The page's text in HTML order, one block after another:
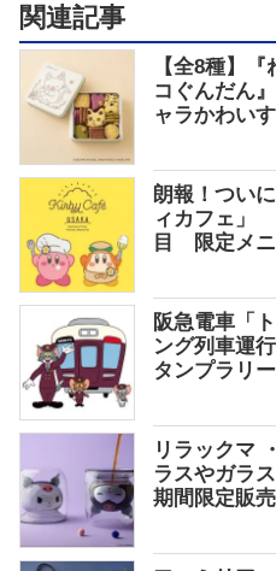
関連記事
【全8種】
コぐんだん
ャラかわい
朗報！つい
ィカフェ」
目 限定メニ
阪急電車「
ング列車運
タンプラリ
リラックマ
ラスやガラ
期間限定販